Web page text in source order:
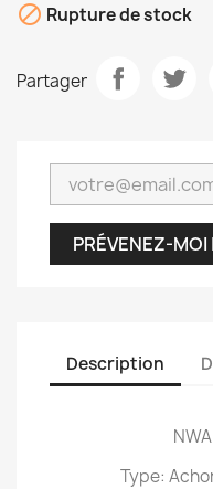
 Rupture de stock
Partager
PRÉVENEZ-MOI
Description
Type: